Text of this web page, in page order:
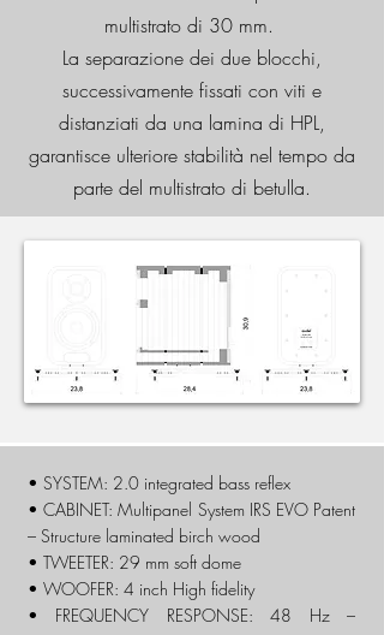
multistrato di 30 mm.
La separazione dei due blocchi,
successivamente fissati con viti e
distanziati da una lamina di HPL,
garantisce ulteriore stabilità nel tempo da
parte del multistrato di betulla.
• SYSTEM: 2.0 integrated bass reflex
• CABINET: Multipanel System IRS EVO Patent
– Structure laminated birch wood
• TWEETER: 29 mm soft dome
• WOOFER: 4 inch High fidelity
•
FREQUENCY RESPONSE: 48 Hz –